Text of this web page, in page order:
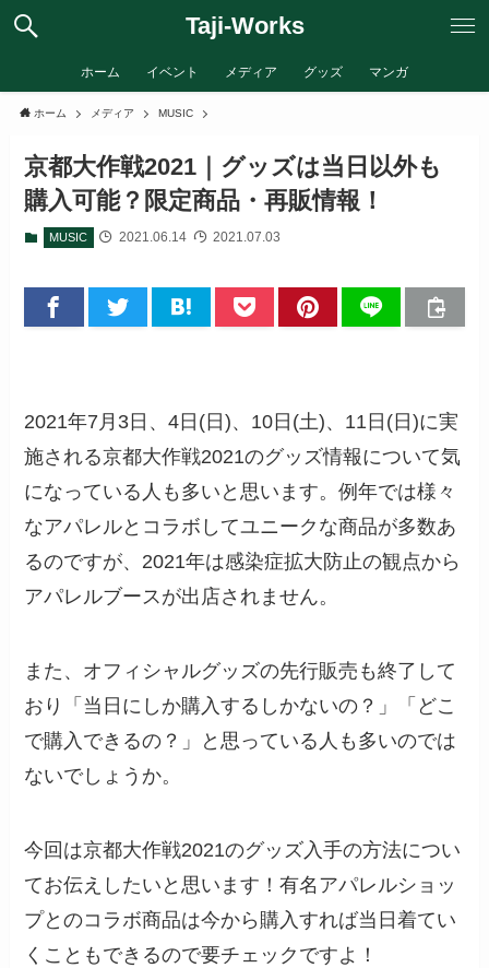
Taji-Works
ホーム イベント メディア グッズ マンガ
ホーム メディア MUSIC
京都大作戦2021｜グッズは当日以外も
購入可能？限定商品・再販情報！
MUSIC 2021.06.14 2021.07.03
2021年7月3日、4日(日)、10日(土)、11日(日)に実
施される京都大作戦2021のグッズ情報について気
になっている人も多いと思います。例年では様々
なアパレルとコラボしてユニークな商品が多数あ
るのですが、2021年は感染症拡大防止の観点から
アパレルブースが出店されません。
また、オフィシャルグッズの先行販売も終了して
おり「当日にしか購入するしかないの？」「どこ
で購入できるの？」と思っている人も多いのでは
ないでしょうか。
今回は京都大作戦2021のグッズ入手の方法につい
てお伝えしたいと思います！有名アパレルショッ
プとのコラボ商品は今から購入すれば当日着てい
くこともできるので要チェックですよ！